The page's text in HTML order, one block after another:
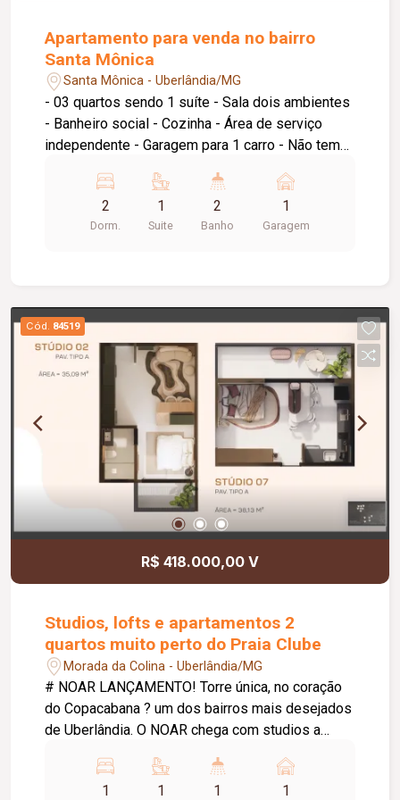
Apartamento para venda no bairro
Santa Mônica
Santa Mônica - Uberlândia/MG
- 03 quartos sendo 1 suíte - Sala dois ambientes
- Banheiro social - Cozinha - Área de serviço
independente - Garagem para 1 carro - Não tem
planta funcional e ambientes amplos,. Quartos
amplos, cozinha espaçosa.
2
Dorm.
1
Suite
2
Banho
1
Garagem
Cód. 84519
R$ 418.000,00 V
Studios, lofts e apartamentos 2
quartos muito perto do Praia Clube
Morada da Colina - Uberlândia/MG
# NOAR LANÇAMENTO! Torre única, no coração
do Copacabana ? um dos bairros mais desejados
de Uberlândia. O NOAR chega com studios a
exclusivos no último pavimento, para quem busca
um endereço à altura do seu estilo de vida. A
1 1 1 1